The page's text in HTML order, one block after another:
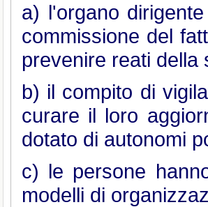
a) l'organo
commissione del
prevenire reati della
b) il compito di
curare il loro
dotato di autonomi
c) le persone
modelli di